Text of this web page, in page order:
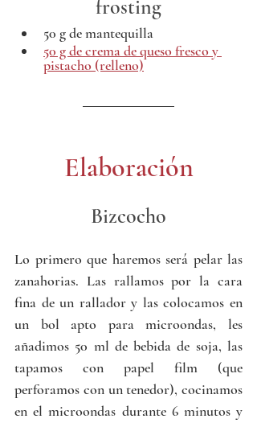
frosting
50 g de mantequilla
50 g de crema de queso fresco y
pistacho (relleno)
Elaboración
Bizcocho
Lo primero que haremos será pelar las
zanahorias. Las rallamos por la cara
fina de un rallador y las colocamos en
un bol apto para microondas, les
añadimos 50 ml de bebida de soja, las
tapamos con papel film (que
perforamos con un tenedor), cocinamos
en el microondas durante 6 minutos y